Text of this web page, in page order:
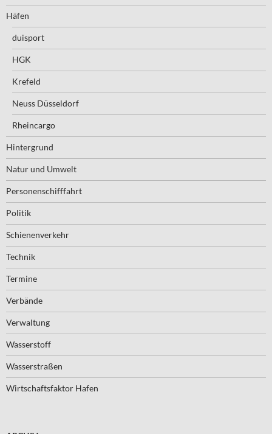
Häfen
duisport
HGK
Krefeld
Neuss Düsseldorf
Rheincargo
Hintergrund
Natur und Umwelt
Personenschifffahrt
Politik
Schienenverkehr
Technik
Termine
Verbände
Verwaltung
Wasserstoff
Wasserstraßen
Wirtschaftsfaktor Hafen